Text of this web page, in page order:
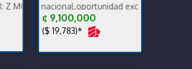
Contáctenos x WhatsApp.exc estado carrocería y
¢ 9,100,000
($ 19,783)*